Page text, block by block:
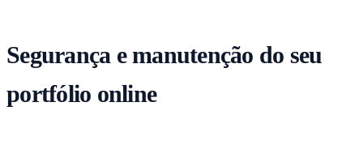
Segurança e manutenção do seu
portfólio online